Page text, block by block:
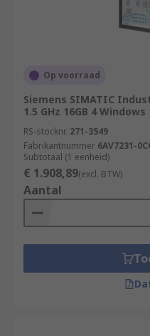
Op voorraad
Siemens SIMATIC
1.5 GHz 16GB 4 Windows
RS-stocknr. 271-3549
Fabrikantnummer 6AV7231-
Subtotaal (1 eenheid)
€ 1.908,89(excl. BTW)
Aantal